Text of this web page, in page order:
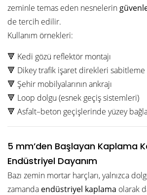
zeminle temas eden nesnelerin
de tercih edilir.
Kullanım örnekleri:
🔻 Kedi gözü reflektör montajı
🔻 Dikey trafik işaret direkleri sabitleme
🔻 Şehir mobilyalarının ankrajı
🔻 Loop dolgu (esnek geçiş sistemleri)
🔻 Asfalt–beton geçişlerinde yüzey
5 mm’den Başlayan Kaplama
Endüstriyel Dayanım
Bazı zemin mortar harçları, yalnızca
zamanda endüstriyel kaplama olarak